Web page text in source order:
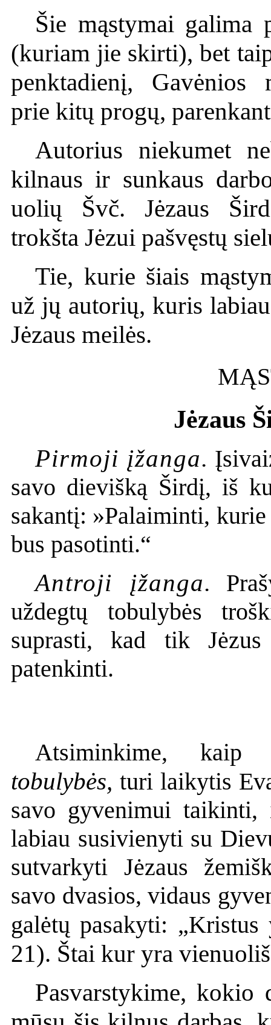
Šie mąstymai galima
(kuriam jie skirti), bet
penktadienį, Gavėnios
prie kitų progų,
Autorius niekumet
kilnaus ir sunkaus
uolių Švč. Jėzaus
trokšta Jėzui pašvęstų
Tie, kurie šiais
už jų autorių, kuris
Jėzaus meilės.
Jėzaus
Pirmoji įžanga.
savo dievišką Širdį, iš
sakantį: »Palaiminti,
bus pasotinti.“
Antroji įžanga.
uždegtų tobulybės
suprasti, kad tik
patenkinti.
Atsiminkime,
tobulybės, turi laikytis
savo gyvenimui
labiau susivienyti su
sutvarkyti Jėzaus
savo dvasios, vidaus
galėtų pasakyti:
21). Štai kur yra
Pasvarstykime, kokio